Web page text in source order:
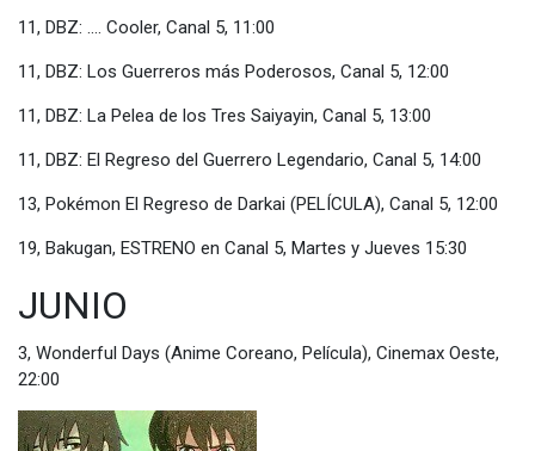
11, DBZ: .... Cooler, Canal 5, 11:00
11, DBZ: Los Guerreros más Poderosos, Canal 5, 12:00
11, DBZ: La Pelea de los Tres Saiyayin, Canal 5, 13:00
11, DBZ: El Regreso del Guerrero Legendario, Canal 5, 14:00
13, Pokémon El Regreso de Darkai (PELÍCULA), Canal 5, 12:00
19, Bakugan, ESTRENO en Canal 5, Martes y Jueves 15:30
JUNIO
3, Wonderful Days (Anime Coreano, Película), Cinemax Oeste,
22:00